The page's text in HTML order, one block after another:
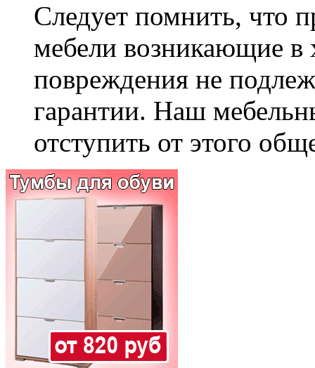
Следует помнить, что
мебели возникающие в
повреждения не
гарантии. Наш
отступить от этого